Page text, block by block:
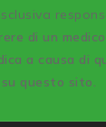
di un
a causa di
questo sito.